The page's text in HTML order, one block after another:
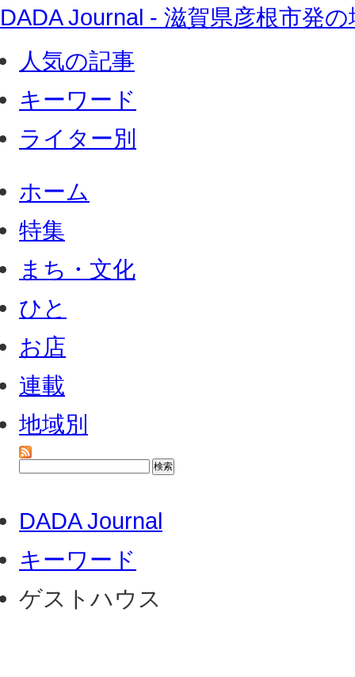
DADA Journal - 滋賀県彦根市発
人気の記事
キーワード
ライター別
ホーム
特集
まち・文化
ひと
お店
連載
地域別
DADA Journal
キーワード
ゲストハウス